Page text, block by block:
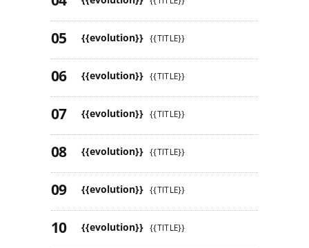
{{evolution}} {{TITLE}}
{{evolution}} {{TITLE}}
{{evolution}} {{TITLE}}
{{evolution}} {{TITLE}}
{{evolution}} {{TITLE}}
{{evolution}} {{TITLE}}